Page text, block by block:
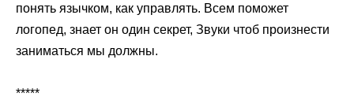
понять язычком, как управлять. Всем поможет
логопед, знает он один секрет, Звуки чтоб произнести
заниматься мы должны.
*****